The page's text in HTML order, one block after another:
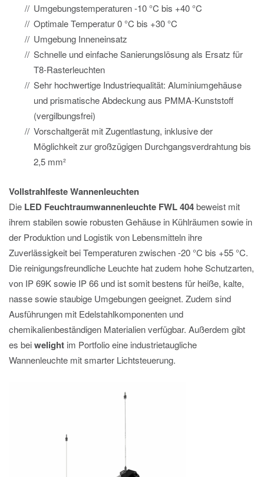
Umgebungstemperaturen -10 °C bis +40 °C
Optimale Temperatur 0 °C bis +30 °C
Umgebung Inneneinsatz
Schnelle und einfache Sanierungslösung als Ersatz für
T8-Rasterleuchten
Sehr hochwertige Industriequalität: Aluminiumgehäuse
und prismatische Abdeckung aus PMMA-Kunststoff
(vergilbungsfrei)
Vorschaltgerät mit Zugentlastung, inklusive der
Möglichkeit zur großzügigen Durchgangsverdrahtung bis
2,5 mm²
Vollstrahlfeste Wannenleuchten
Die LED Feuchtraumwannenleuchte FWL 404beweist mit
ihrem stabilen sowie robusten Gehäuse in Kühlräumen sowie in
der Produktion und Logistik von Lebensmitteln ihre
Zuverlässigkeit bei Temperaturen zwischen -20 °C bis +55 °C.
Die reinigungsfreundliche Leuchte hat zudem hohe Schutzarten,
von IP 69K sowie IP 66 und ist somit bestens für heiße, kalte,
nasse sowie staubige Umgebungen geeignet. Zudem sind
Ausführungen mit Edelstahlkomponenten und
chemikalienbeständigen Materialien verfügbar. Außerdem gibt
es beiwelight im Portfolio eine industrietaugliche
Wannenleuchte mit smarter Lichtsteuerung.